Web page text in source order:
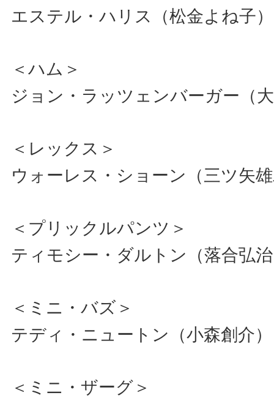
エステル・ハリス（松金よね子）
＜ハム＞
ジョン・ラッツェンバーガー（
＜レックス＞
ウォーレス・ショーン（三ツ矢
＜プリックルパンツ＞
ティモシー・ダルトン（落合弘
＜ミニ・バズ＞
テディ・ニュートン（小森創介）
＜ミニ・ザーグ＞